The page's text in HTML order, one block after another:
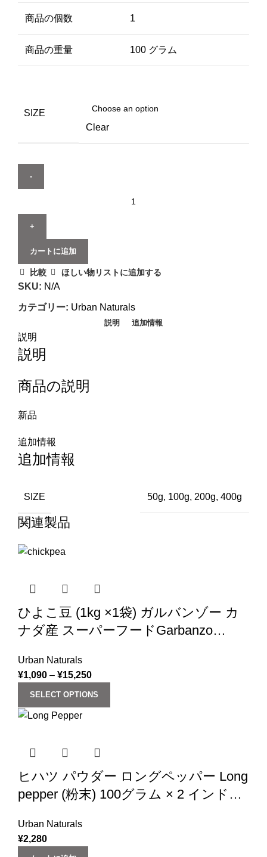
商品の個数 1
商品の重量 100 グラム
SIZE
Clear
カートに追加
比較 ほしい物リストに追加する
SKU: N/A
カテゴリー: Urban Naturals
説明 追加情報
説明
説明
商品の説明
新品
追加情報
追加情報
SIZE 50g, 100g, 200g, 400g
関連製品
ひよこ豆 (1kg ×1袋) ガルバンゾー カ
ナダ産 スーパーフードGarbanzo
Urban Naturals
¥1,090 – ¥15,250
SELECT OPTIONS
ヒハツ パウダー ロングペッパー Long
pepper (粉末) 100グラム × 2 インド産
Urban Naturals
¥2,280